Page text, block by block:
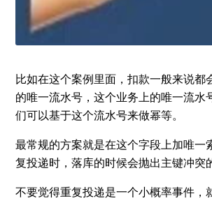
比如在这个案例里面，扣款一般来说都
的唯一流水号，这个业务上的唯一流水
们可以基于这个流水号来做幂等。
最常规的方案就是在这个字段上加唯一
复投递时，落库的时候会抛出主键冲突
不要觉得重复投递是一个小概率事件，